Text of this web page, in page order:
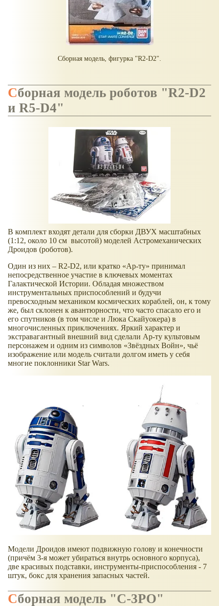
Сборная модель, фигурка "R2-D2".
Сборная модель роботов "R2-D2
и R5-D4"
В комплект входят детали для сборки ДВУХ масштабных
(1:12, около 10 см высотой) моделей Астромеханических
Дроидов (роботов).
Один из них – R2-D2, или кратко «Ар-ту» принимал
непосредственное участие в ключевых моментах
Галактической Истории. Обладая множеством
инструментальных приспособлений и будучи
превосходным механиком космических кораблей, он, к тому
же, был склонен к авантюрности, что часто спасало его и
его спутников (в том числе и Люка Скайуокера) в
многочисленных приключениях. Яркий характер и
экстравагантный внешний вид сделали Ар-ту культовым
персонажем и одним из символов «Звёздных Войн», чьё
изображение или модель считали долгом иметь у себя
многие поклонники Star Wars.
Модели Дроидов имеют подвижную голову и конечности
(причём 3-я может убираться внутрь основного корпуса),
две красивых подставки, инструменты-приспособления - 7
штук, бокс для хранения запасных частей.
Сборная модель "C-3PO"